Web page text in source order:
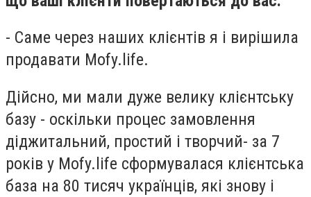
- Саме через наших клієнтів я і вирішила
продавати Mofy.life.
Дійсно, ми мали дуже велику клієнтську
базу - оскільки процес замовлення
діджитальний, простий і творчий- за 7
років у Mofy.life сформувалася клієнтська
база на 80 тисяч українців, які знову і